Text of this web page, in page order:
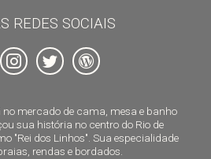
no mercado de cama, mesa e banho
sua história no centro do Rio de
"Rei dos Linhos". Sua especialidade
rendas e bordados.
REDES SOCIAIS